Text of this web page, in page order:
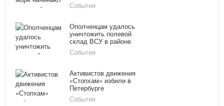
События
Ополченцам удалось
уничтожить полевой
склад ВСУ в районе
Дебальцево
События
Активистов движения
«Стопхам» избили в
Петербурге
События